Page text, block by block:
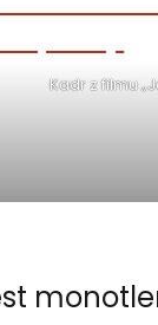
Kadr z filmu